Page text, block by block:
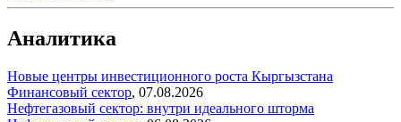
Аналитика
Новые центры инвестиционного роста Кыргызстана
Финансовый сектор, 07.08.2026
Нефтегазовый сектор: внутри идеального шторма